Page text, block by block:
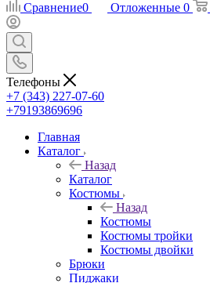
Сравнение0 Отложенные 0
Телефоны
+7 (343) 227-07-60
+79193869696
Главная
Каталог
Назад
Каталог
Костюмы
Назад
Костюмы
Костюмы тройки
Костюмы двойки
Брюки
Пиджаки